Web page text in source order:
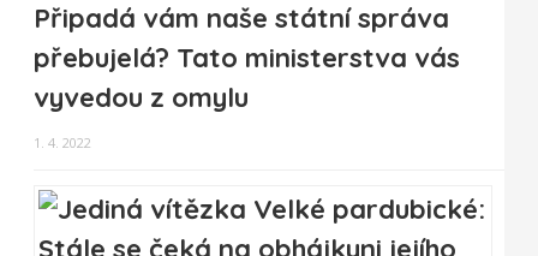
Připadá vám naše státní správa
přebujelá? Tato ministerstva vás
vyvedou z omylu
1. 4. 2022